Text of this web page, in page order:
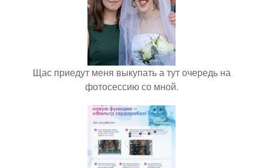
Щас приедут меня выкупать а тут очередь на
фотосессию со мной.